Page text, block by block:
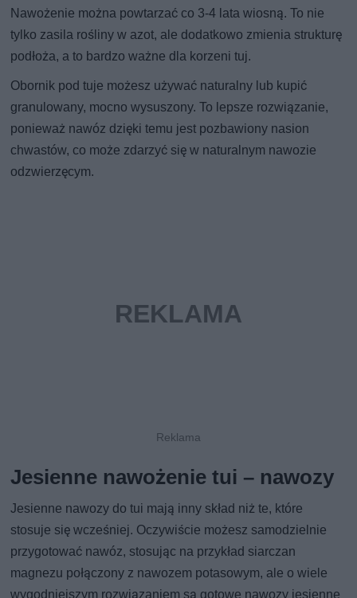
Nawożenie można powtarzać co 3-4 lata wiosną. To nie
tylko zasila rośliny w azot, ale dodatkowo zmienia strukturę
podłoża, a to bardzo ważne dla korzeni tuj.
Obornik pod tuje możesz używać naturalny lub kupić
granulowany, mocno wysuszony. To lepsze rozwiązanie,
ponieważ nawóz dzięki temu jest pozbawiony nasion
chwastów, co może zdarzyć się w naturalnym nawozie
odzwierzęcym.
Jesienne nawożenie tui – nawozy
Jesienne nawozy do tui mają inny skład niż te, które
stosuje się wcześniej. Oczywiście możesz samodzielnie
przygotować nawóz, stosując na przykład siarczan
magnezu połączony z nawozem potasowym, ale o wiele
wygodniejszym rozwiązaniem są gotowe nawozy jesienne